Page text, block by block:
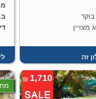
מצויין
זה
1,710
₪